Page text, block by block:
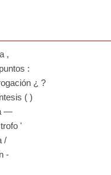
,
:
¿ ?
( )
—
'
/
-